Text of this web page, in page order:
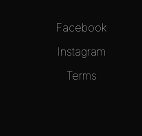
Facebook
Instagram
Terms